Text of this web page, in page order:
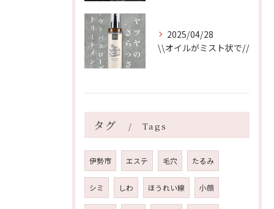
2025/04/28
\\オイルがミスト状で//
タグ Tags
伊勢市 エステ 毛穴 たるみ
シミ しわ ほうれい線 小顔